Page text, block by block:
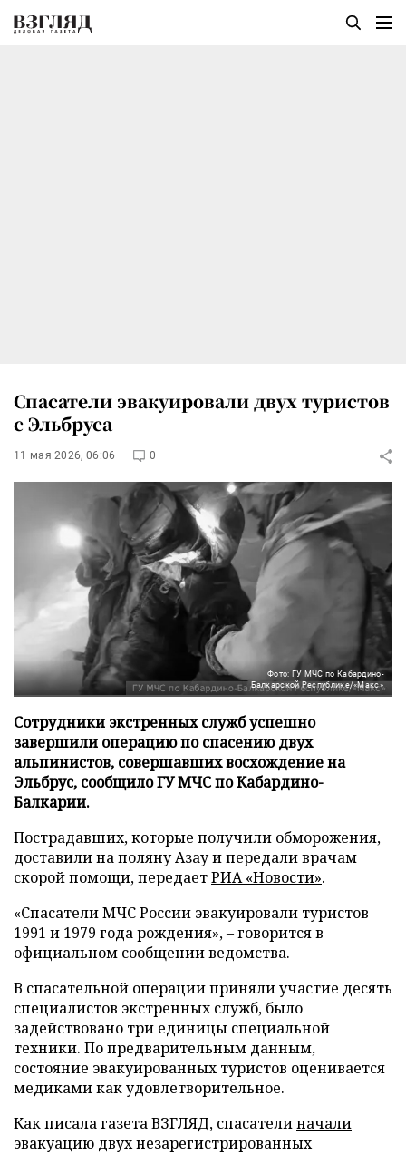
Спасатели эвакуировали двух туристов
с Эльбруса
11 мая 2026, 06:06 0
Фото: ГУ МЧС по Кабардино-
Балкарской Республике/«Макс»
Сотрудники экстренных служб успешно
завершили операцию по спасению двух
альпинистов, совершавших восхождение на
Эльбрус, сообщило ГУ МЧС по Кабардино-
Балкарии.
Пострадавших, которые получили обморожения,
доставили на поляну Азау и передали врачам
скорой помощи, передаетРИА «Новости».
«Спасатели МЧС России эвакуировали туристов
1991 и 1979 года рождения», – говорится в
официальном сообщении ведомства.
В спасательной операции приняли участие десять
специалистов экстренных служб, было
задействовано три единицы специальной
техники. По предварительным данным,
состояние эвакуированных туристов оценивается
медиками как удовлетворительное.
Как писала газета ВЗГЛЯД, спасателиначали
эвакуацию двух незарегистрированных